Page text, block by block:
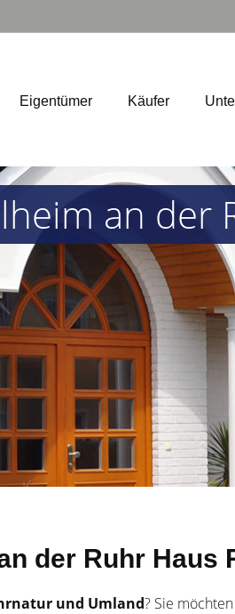
Eigentümer Käufer
an der
der Ruhr Haus
und Umland? Sie